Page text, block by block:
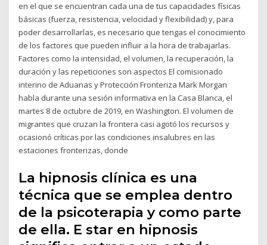
en el que se encuentran cada una de tus capacidades físicas
básicas (fuerza, resistencia, velocidad y flexibilidad) y, para
poder desarrollarlas, es necesario que tengas el conocimiento
de los factores que pueden influir a la hora de trabajarlas.
Factores como la intensidad, el volumen, la recuperación, la
duración y las repeticiones son aspectos El comisionado
interino de Aduanas y Protección Fronteriza Mark Morgan
habla durante una sesión informativa en la Casa Blanca, el
martes 8 de octubre de 2019, en Washington. El volumen de
migrantes que cruzan la frontera casi agotó los recursos y
ocasionó críticas por las condiciones insalubres en las
estaciones fronterizas, donde
La hipnosis clínica es una
técnica que se emplea dentro
de la psicoterapia y como parte
de ella. E star en hipnosis